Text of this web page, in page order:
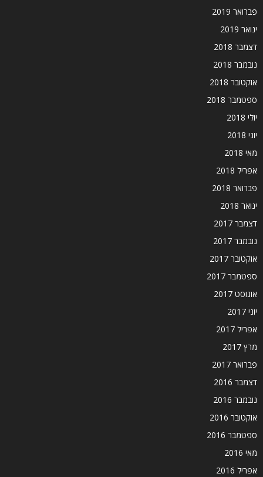
פברואר 2019
ינואר 2019
דצמבר 2018
נובמבר 2018
אוקטובר 2018
ספטמבר 2018
יולי 2018
יוני 2018
מאי 2018
אפריל 2018
פברואר 2018
ינואר 2018
דצמבר 2017
נובמבר 2017
אוקטובר 2017
ספטמבר 2017
אוגוסט 2017
יוני 2017
אפריל 2017
מרץ 2017
פברואר 2017
דצמבר 2016
נובמבר 2016
אוקטובר 2016
ספטמבר 2016
מאי 2016
אפריל 2016